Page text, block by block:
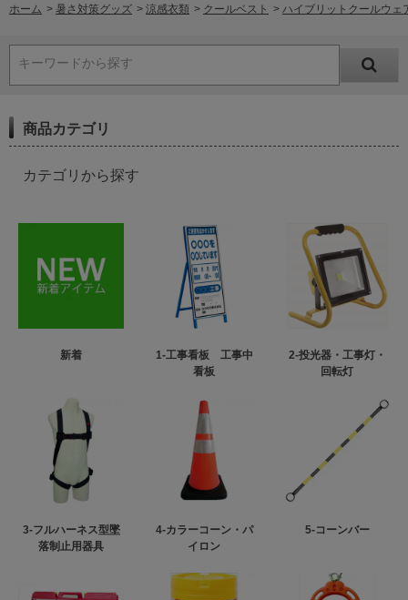
ホーム > 暑さ対策グッズ > 涼感衣類 > クールベスト > ハイブリットクールウェ
キーワードから探す
商品カテゴリ
カテゴリから探す
新着
1-工事看板 工事中
看板
2-投光器・工事灯・
回転灯
3-フルハーネス型墜
落制止用器具
4-カラーコーン・パ
イロン
5-コーンバー